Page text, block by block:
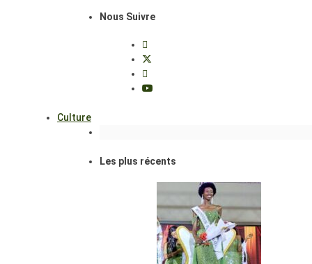
Nous Suivre
Culture
Les plus récents